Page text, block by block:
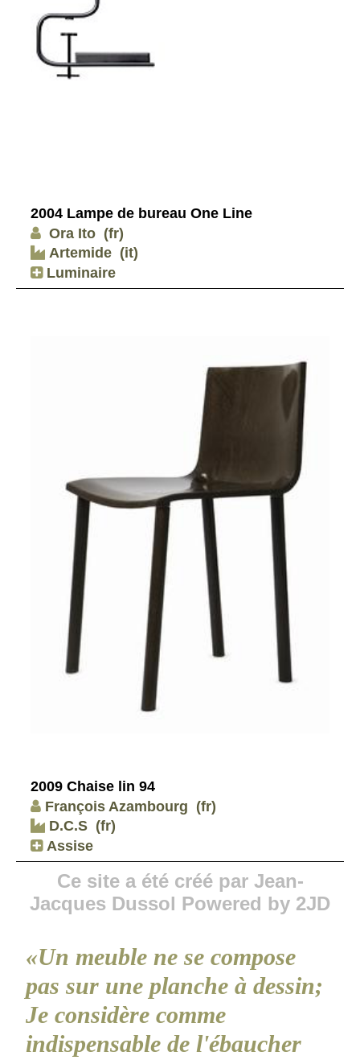
2004 Lampe de bureau One Line
Ora Ito (fr)
Artemide (it)
Luminaire
2009 Chaise lin 94
François Azambourg (fr)
D.C.S (fr)
Assise
Ce site a été créé par Jean-
Jacques Dussol Powered by 2JD
«Un meuble ne se compose
pas sur une planche à dessin;
Je considère comme
indispensable de l'ébaucher